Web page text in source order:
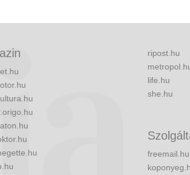
ripost.hu
life.hu
she.hu
freemail.hu